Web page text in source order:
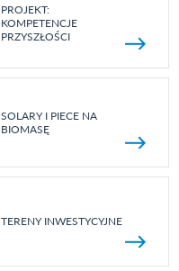
PROJEKT:
KOMPETENCJE
PRZYSZŁOŚCI
SOLARY I PIECE NA
BIOMASĘ
TERENY INWESTYCYJNE